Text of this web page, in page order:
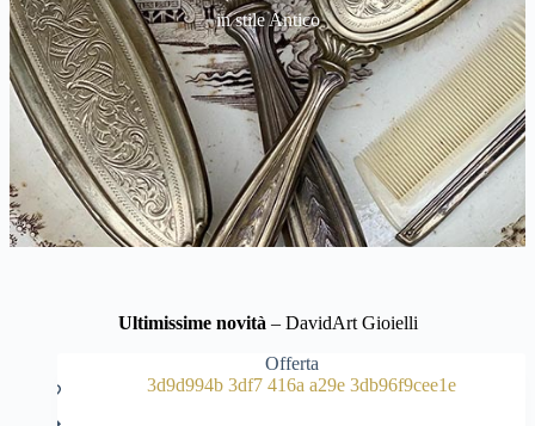
in stile Antico
Ultimissime novità – DavidArt Gioielli
Offerta